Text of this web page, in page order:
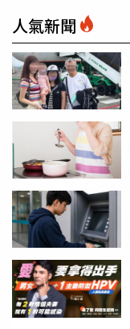
人氣新聞